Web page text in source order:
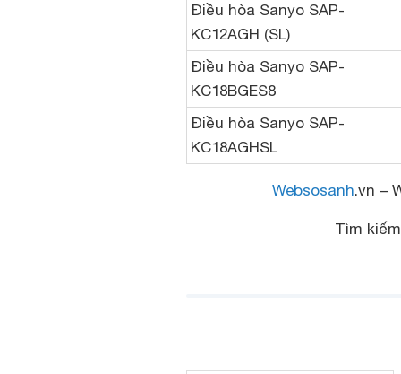
Điều hòa Sanyo SAP-
KC12AGH (SL)
Điều hòa Sanyo SAP-
KC18BGES8
Điều hòa Sanyo SAP-
KC18AGHSL
Websosanh.vn –
Tìm